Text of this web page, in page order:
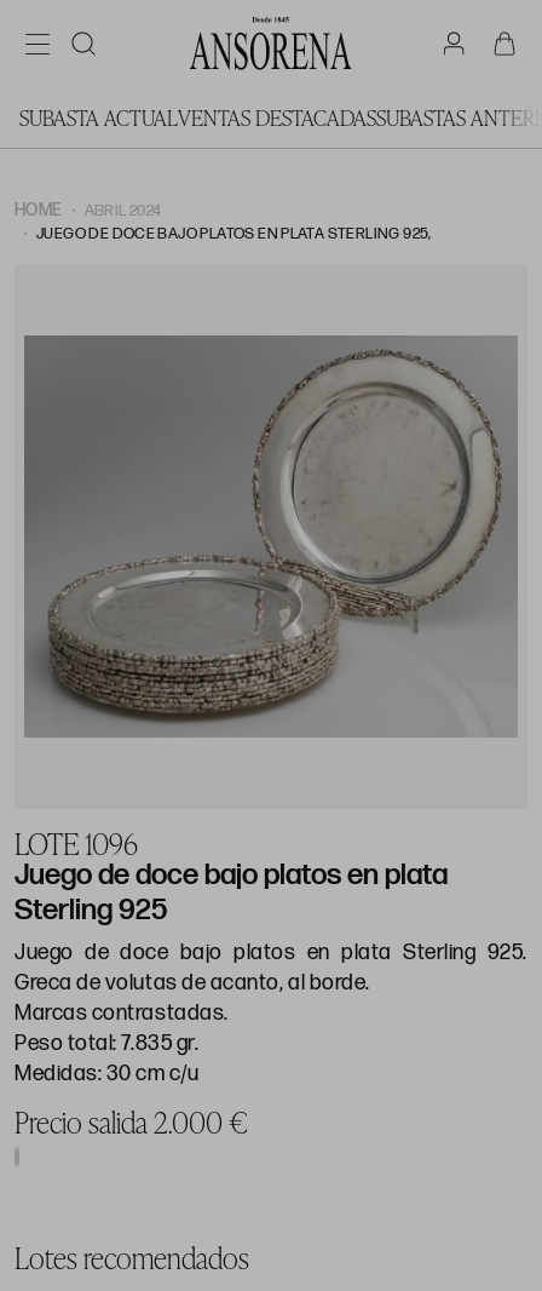
SUBASTA ACTUALVENTAS DESTACADASSUBASTAS
HOME
ABRIL 2024
JUEGO DE DOCE BAJO PLATOS EN PLATA STERLING 925,
LOTE 1096
Juego de doce bajo platos en plata
Sterling 925
Juego de doce bajo platos en plata Sterling 925.
Greca de volutas de acanto, al borde.
Marcas contrastadas.
Peso total: 7.835 gr.
Medidas: 30 cm c/u
Precio salida 2.000 €
Lotes recomendados